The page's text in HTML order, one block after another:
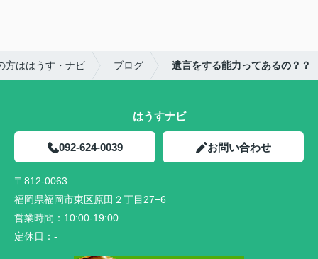
方ははうす・ナビ ブログ 遺言をする能力ってあるの？？
はうすナビ
092-624-0039 お問い合わせ
〒812-0063
福岡県福岡市東区原田２丁目27−6
営業時間： 10:00-19:00
定休日： -